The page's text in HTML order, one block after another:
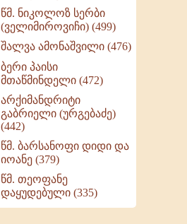
წმ. ნიკოლოზ სერბი
(ველიმიროვიჩი) (499)
შალვა ამონაშვილი (476)
ბერი პაისი
მთაწმინდელი (472)
არქიმანდრიტი
გაბრიელი (ურგებაძე)
(442)
წმ. ბარსანოფი დიდი და
იოანე (379)
წმ. თეოფანე
დაყუდებული (335)